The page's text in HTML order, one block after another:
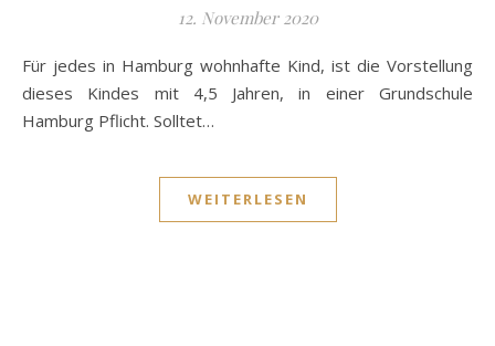
12. November 2020
Für jedes in Hamburg wohnhafte Kind, ist die Vorstellung
dieses Kindes mit 4,5 Jahren, in einer Grundschule
Hamburg Pflicht. Solltet…
WEITERLESEN